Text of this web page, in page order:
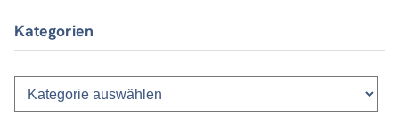
Kategorien
Kategorien